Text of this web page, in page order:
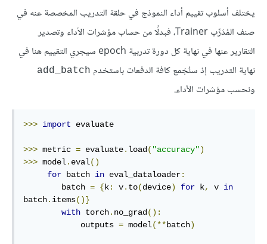
يختلف أسلوب تقييم أداء النموذج في حلقة التدريب المخصصة عنه في
صنف المُدَرِّب Trainer، فبدلًا من حساب مؤشرات الأداء وتصدير
التقارير عنها في نهاية كل دورة تدربية epoch سيجري التقييم هنا في
نهاية التدريب إذ سنُجَمع كافة الدفعات باستخدم add_batch
ونحسب مؤشرات الأداء.
>>> import evaluate
>>> metric = evaluate. load ( "accuracy")
>>> model. eval()
for batch in eval_dataloader:
        batch
= {k: v. to(device) for k, v in
batch. items()}
with torch. no_grad ():
            outputs
= model(**batch)